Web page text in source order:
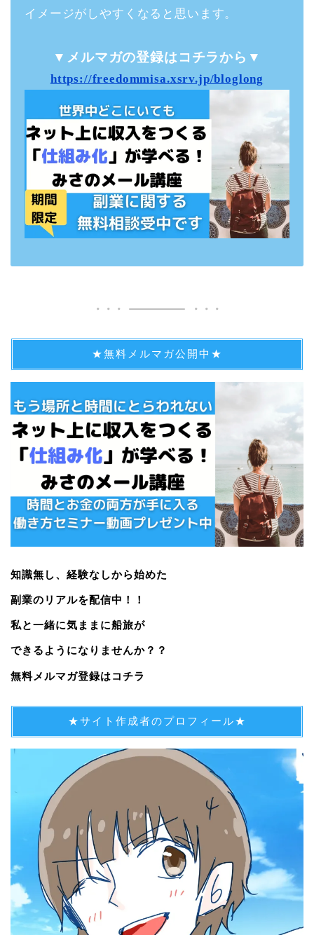
イメージがしやすくなると思います。
▼メルマガの登録はコチラから▼
https://freedommisa.xsrv.jp/bloglong
★無料メルマガ公開中★
知識無し、経験なしから始めた
副業のリアルを配信中！！
私と一緒に気ままに船旅が
できるようになりませんか？？
無料メルマガ登録はコチラ
★サイト作成者のプロフィール★